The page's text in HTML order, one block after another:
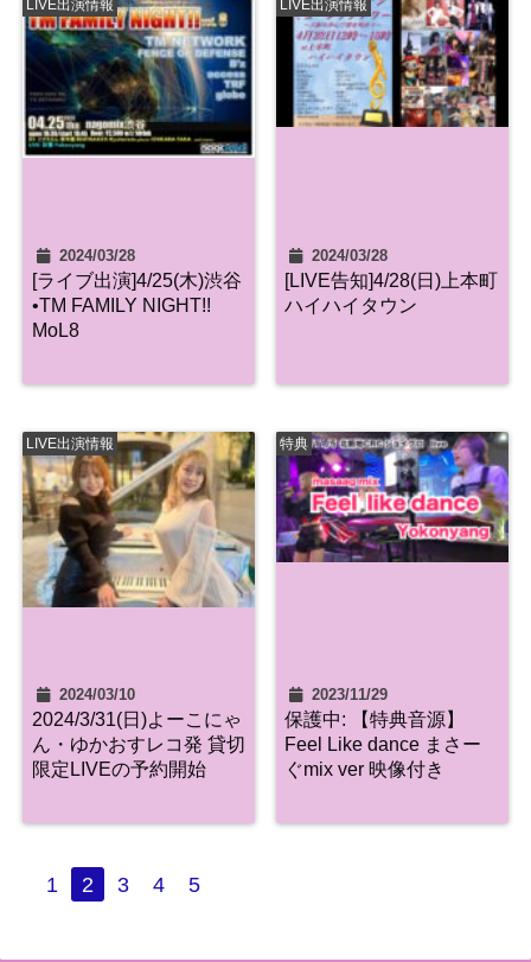
LIVE出演情報
2024/03/28
[ライブ出演]4/25(木)渋谷
•TM FAMILY NIGHT!!
MoL8
LIVE出演情報
2024/03/28
[LIVE告知]4/28(日)上本町
ハイハイタウン
LIVE出演情報
2024/03/10
2024/3/31(日)よーこにゃ
ん・ゆかおすレコ発 貸切
限定LIVEの予約開始
特典
2023/11/29
保護中: 【特典音源】
Feel Like dance まさー
ぐmix ver 映像付き
1 2 3 4 5